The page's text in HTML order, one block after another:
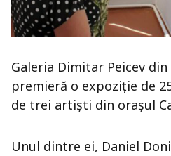
Galeria Dimitar Peicev
premieră o expoziție de
de trei artiști din orașul
Unul dintre ei, Daniel